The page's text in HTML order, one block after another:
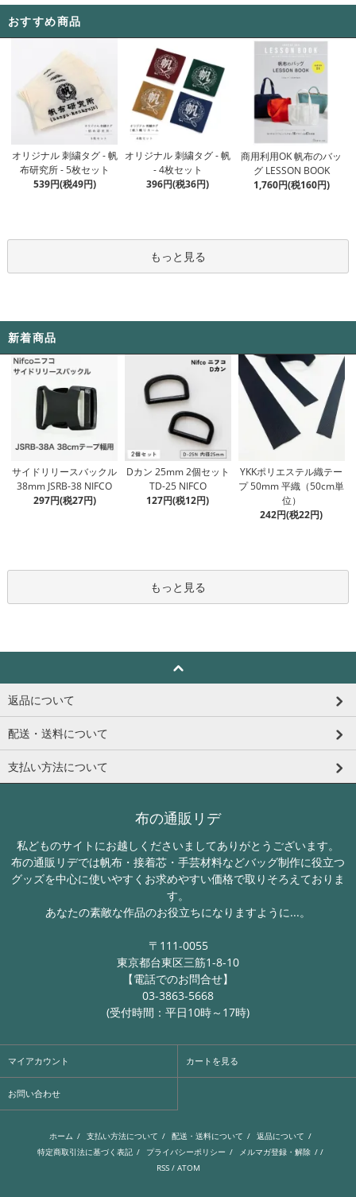
おすすめ商品
オリジナル 刺繍タグ - 帆
布研究所 - 5枚セット
539円(税49円)
オリジナル 刺繍タグ - 帆
- 4枚セット
396円(税36円)
商用利用OK 帆布のバッ
グ LESSON BOOK
1,760円(税160円)
もっと見る
新着商品
サイドリリースバックル
38mm JSRB-38 NIFCO
297円(税27円)
Dカン 25mm 2個セット
TD-25 NIFCO
127円(税12円)
YKKポリエステル織テー
プ 50mm 平織（50cm単
位）
242円(税22円)
もっと見る
返品について
配送・送料について
支払い方法について
布の通販リデ
私どものサイトにお越しくださいましてありがとうございます。
布の通販リデでは帆布・接着芯・手芸材料などバッグ制作に役立つ
グッズを中心に使いやすくお求めやすい価格で取りそろえておりま
す。
あなたの素敵な作品のお役立ちになりますように...。
〒111-0055
東京都台東区三筋1-8-10
【電話でのお問合せ】
03-3863-5668
(受付時間：平日10時～17時)
マイアカウント カートを見る
お問い合わせ
ホーム / 支払い方法について / 配送・送料について / 返品について /
特定商取引法に基づく表記 / プライバシーポリシー / メルマガ登録・解除 / /
RSS/ ATOM